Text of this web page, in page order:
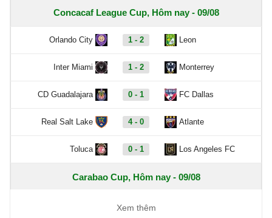
Concacaf League Cup, Hôm nay - 09/08
Orlando City 1 - 2 Leon
Inter Miami 1 - 2 Monterrey
CD Guadalajara 0 - 1 FC Dallas
Real Salt Lake 4 - 0 Atlante
Toluca 0 - 1 Los Angeles FC
Carabao Cup, Hôm nay - 09/08
22:00
Xem thêm